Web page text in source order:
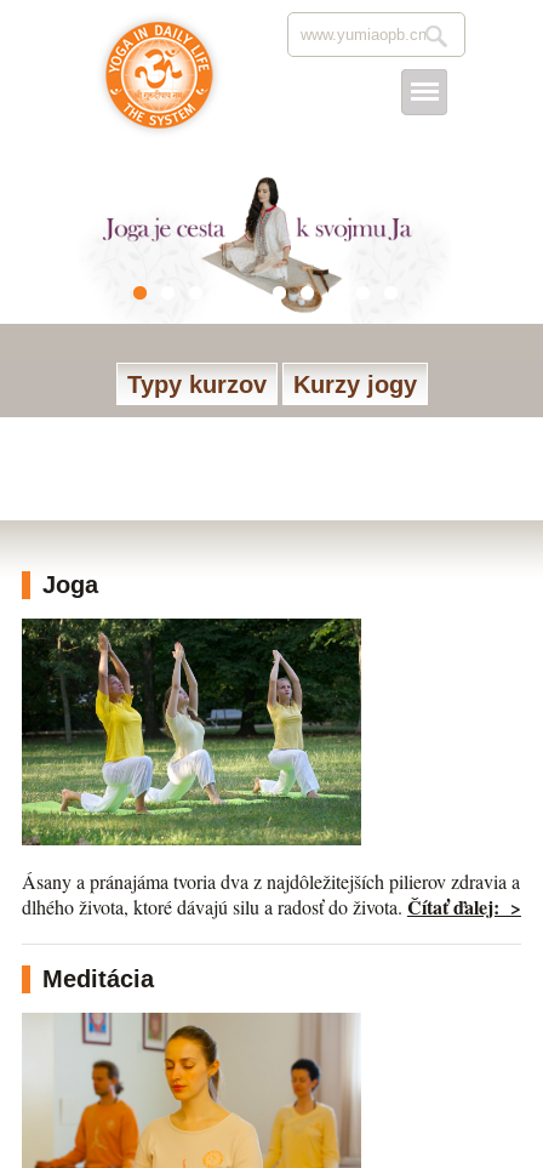
Typy kurzov Kurzy jogy
Joga
Ásany a pránajáma tvoria dva z najdôležitejších pilierov zdravia a
dlhého života, ktoré dávajú silu a radosť do života. Čítať ďalej: >
Meditácia